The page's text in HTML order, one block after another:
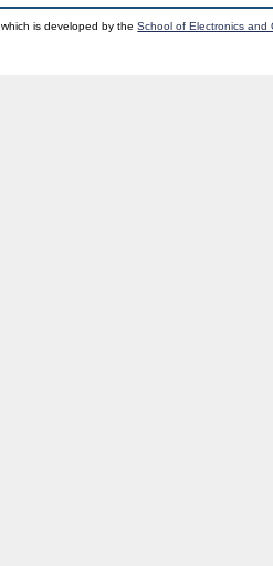
which is developed by theSchool of Electronics and